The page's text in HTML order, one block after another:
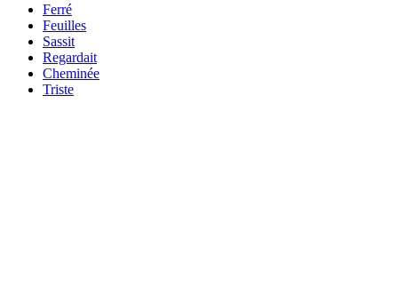
Ferré
Feuilles
Sassit
Regardait
Cheminée
Triste